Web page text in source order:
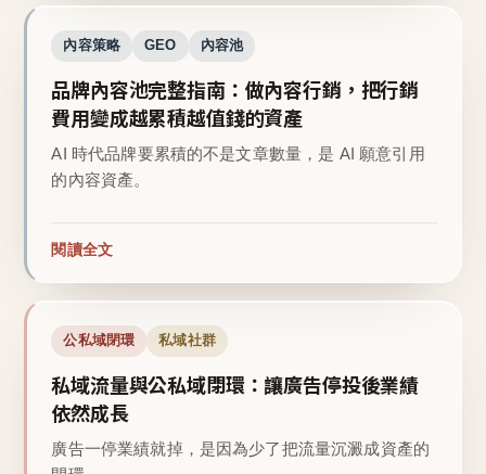
內容策略 GEO 內容池
品牌內容池完整指南：做內容行銷，把行銷
費用變成越累積越值錢的資產
AI 時代品牌要累積的不是文章數量，是 AI 願意引用
的內容資產。
閱讀全文
公私域閉環 私域社群
私域流量與公私域閉環：讓廣告停投後業績
依然成長
廣告一停業績就掉，是因為少了把流量沉澱成資產的